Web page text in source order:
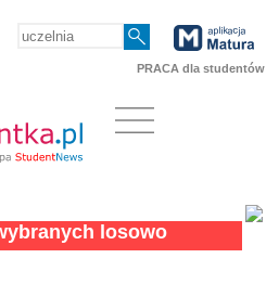
PRACA dla studentów
losowo